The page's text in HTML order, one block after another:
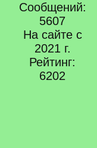
Сообщений:
5607
На сайте с
2021 г.
Рейтинг:
6202